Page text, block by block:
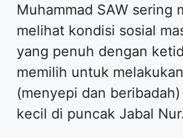
Muhammad SAW sering
melihat kondisi sosial
yang penuh dengan
memilih untuk melakukan
(menyepi dan
kecil di puncak Jabal Nur.